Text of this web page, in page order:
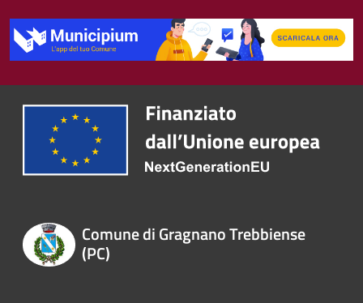
Comune di Gragnano Trebbiense
(PC)